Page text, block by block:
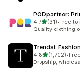
PODpartner:
4.7별 5개 중
(31)
총 리뷰 31개
•Free to
Quality clothing
Trendsi:
4.8별 5개 중
(1,702)
총 리뷰 1702개
•
Dropship,